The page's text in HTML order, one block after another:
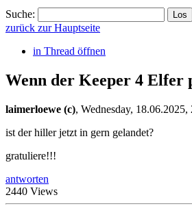
Suche:
zurück zur Hauptseite
in Thread öffnen
Wenn der Keeper 4 Elfer
laimerloewe (c), Wednesday, 18.06.2025,
ist der hiller jetzt in gern gelandet?
gratuliere!!!
antworten
2440 Views